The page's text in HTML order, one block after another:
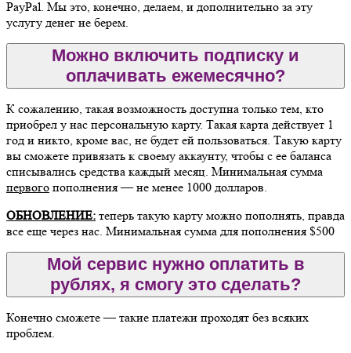
PayPal. Мы это, конечно, делаем, и дополнительно за эту
услугу денег не берем.
Можно включить подписку и
оплачивать ежемесячно?
К сожалению, такая возможность доступна только тем, кто
приобрел у нас персональную карту. Такая карта действует 1
год и никто, кроме вас, не будет ей пользоваться. Такую карту
вы сможете привязать к своему аккаунту, чтобы с ее баланса
списывались средства каждый месяц. Минимальная сумма
первого пополнения — не менее 1000 долларов.
ОБНОВЛЕНИЕ: теперь такую карту можно пополнять, правда
все еще через нас. Минимальная сумма для пополнения $500
Мой сервис нужно оплатить в
рублях, я смогу это сделать?
Конечно сможете — такие платежи проходят без всяких
проблем.